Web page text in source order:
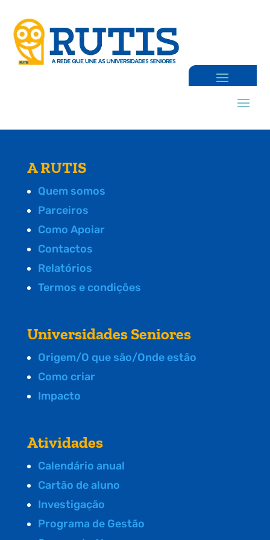
A RUTIS
Quem somos
Parceiros
Como Apoiar
Contactos
Relatórios
Termos e condições
Universidades Seniores
Origem/O que são/Onde estão
Como criar
Impacto
Atividades
Calendário anual
Cartão de aluno
Investigação
Programa de Gestão